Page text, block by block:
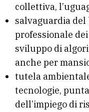
collettiva,
salvaguardia del
professionale
sviluppo di
anche per
tutela
tecnologie,
dell’impiego di